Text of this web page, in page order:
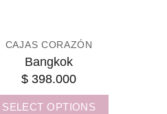
CAJAS CORAZÓN
Bangkok
$ 398.000
SELECT OPTIONS